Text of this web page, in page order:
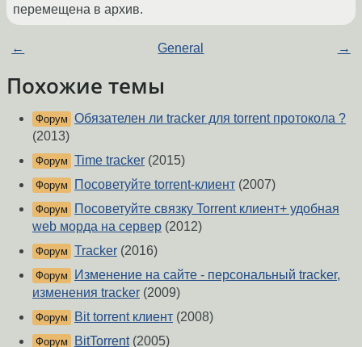
перемещена в архив.
← General →
Похожие темы
Форум Обязателен ли tracker для torrent протокола ?
(2013)
Форум Time tracker (2015)
Форум Посоветуйте torrent-клиент (2007)
Форум
Посоветуйте связку Torrent клиент+ удобная
web морда на сервер (2012)
Форум Tracker (2016)
Форум
Изменение на сайте - персональный tracker,
изменения tracker (2009)
Форум Bit torrent клиент (2008)
Форум BitTorrent(2005)